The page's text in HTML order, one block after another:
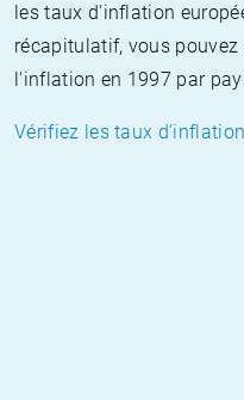
les taux d'inflation
récapitulatif, vous
l'inflation en 1997 par
Vérifiez les taux